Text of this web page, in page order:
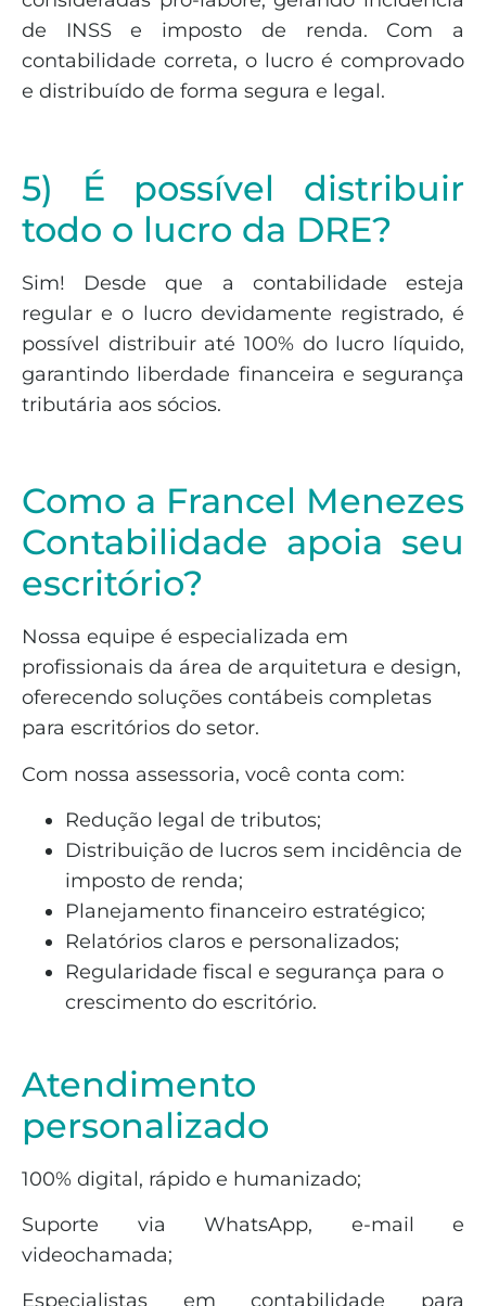
de INSS e imposto de renda. Com a
contabilidade correta, o lucro é comprovado
e distribuído de forma segura e legal.
5) É possível distribuir
todo o lucro da DRE?
Sim! Desde que a contabilidade esteja
regular e o lucro devidamente registrado, é
possível distribuir até 100% do lucro líquido,
garantindo liberdade financeira e segurança
tributária aos sócios.
Como a Francel Menezes
Contabilidade apoia seu
escritório?
Nossa equipe é especializada em
profissionais da área de arquitetura e design,
oferecendo soluções contábeis completas
para escritórios do setor.
Com nossa assessoria, você conta com:
Redução legal de tributos;
Distribuição de lucros sem incidência de
imposto de renda;
Planejamento financeiro estratégico;
Relatórios claros e personalizados;
Regularidade fiscal e segurança para o
crescimento do escritório.
Atendimento
personalizado
100% digital, rápido e humanizado;
Suporte via WhatsApp, e-mail e
videochamada;
Especialistas em contabilidade para